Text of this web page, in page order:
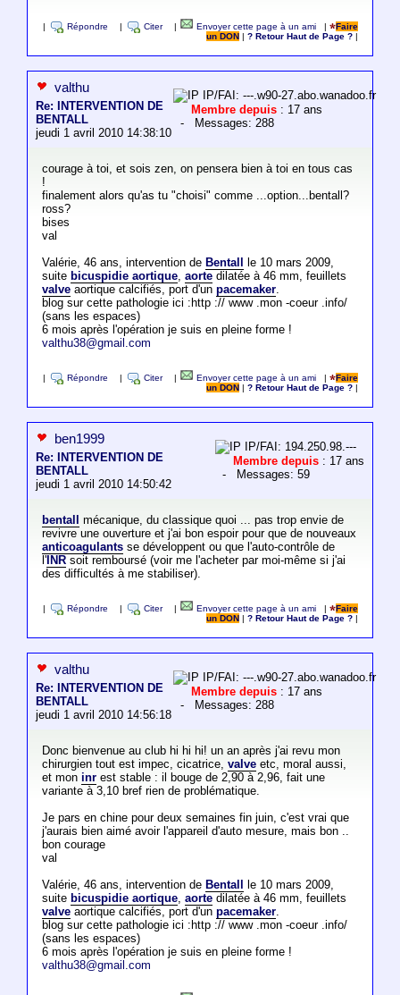
Répondre Citer Envoyer cette page à un ami |
Faire
un DON
|? Retour Haut de Page ?
valthu
Re: INTERVENTION DE
BENTALL
jeudi 1 avril 2010 14:38:10
IP/FAI: ---.w90-27.abo.wanadoo.fr
Membre depuis : 17 ans
- Messages: 288
courage à toi, et sois zen, on pensera bien à toi en tous cas
!
finalement alors qu'as tu "choisi" comme ...option...bentall?
ross?
bises
val
Valérie, 46 ans, intervention de Bentall
le 10 mars 2009,
suite bicuspidie aortique, aortedilatée à 46 mm, feuillets
valveaortique calcifiés, port d'un pacemaker.
blog sur cette pathologie ici :http :// www .mon -coeur .info/
(sans les espaces)
6 mois après l'opération je suis en pleine forme !
valthu38@gmail.com
Répondre Citer Envoyer cette page à un ami |
Faire
un DON
|? Retour Haut de Page ?
ben1999
Re: INTERVENTION DE
BENTALL
jeudi 1 avril 2010 14:50:42
IP/FAI: 194.250.98.---
Membre depuis : 17 ans
- Messages: 59
bentall
mécanique, du classique quoi ... pas trop envie de
revivre une ouverture et j'ai bon espoir pour que de nouveaux
anticoagulantsse développent ou que l'auto-contrôle de
l'INRsoit remboursé (voir me l'acheter par moi-même si j'ai
des difficultés à me stabiliser).
Répondre Citer Envoyer cette page à un ami |
Faire
un DON
|? Retour Haut de Page ?
valthu
Re: INTERVENTION DE
BENTALL
jeudi 1 avril 2010 14:56:18
IP/FAI: ---.w90-27.abo.wanadoo.fr
Membre depuis : 17 ans
- Messages: 288
Donc bienvenue au club hi hi hi! un an après j'ai revu mon
chirurgien tout est impec, cicatrice, valveetc, moral aussi,
et mon inrest stable : il bouge de 2,90 à 2,96, fait une
variante à 3,10 bref rien de problématique.
Je pars en chine pour deux semaines fin juin, c'est vrai que
j'aurais bien aimé avoir l'appareil d'auto mesure, mais bon ..
bon courage
val
Valérie, 46 ans, intervention de Bentall
le 10 mars 2009,
suite bicuspidie aortique, aortedilatée à 46 mm, feuillets
valveaortique calcifiés, port d'un pacemaker.
blog sur cette pathologie ici :http :// www .mon -coeur .info/
(sans les espaces)
6 mois après l'opération je suis en pleine forme !
valthu38@gmail.com